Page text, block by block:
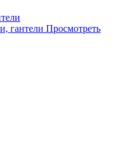
гантели Просмотреть